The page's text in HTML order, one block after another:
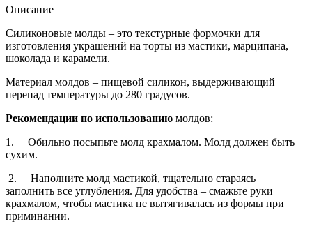
Описание
Силиконовые молды – это текстурные формочки для
изготовления украшений на торты из мастики, марципана,
шоколада и карамели.
Материал молдов – пищевой силикон, выдерживающий
перепад температуры до 280 градусов.
Рекомендации по использованию молдов:
1. Обильно посыпьте молд крахмалом. Молд должен быть
сухим.
2. Наполните молд мастикой, тщательно стараясь
заполнить все углубления. Для удобства – смажьте руки
крахмалом, чтобы мастика не вытягивалась из формы при
приминании.